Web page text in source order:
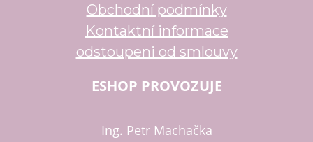
Obchodní podmínky
Kontaktní informace
odstoupeni od smlouvy
ESHOP PROVOZUJE
Ing. Petr Machačka